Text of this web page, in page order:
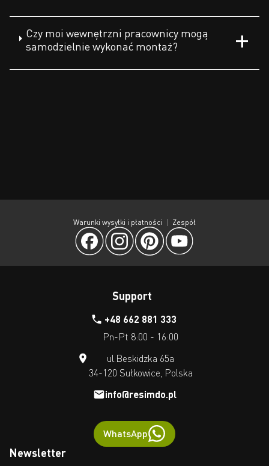
Czy moi wewnętrzni pracownicy mogą
samodzielnie wykonać montaż?
Warunki wysyłki i płatności Zespół
Support
+48 662 881 333
Pn-Pt 8:00 - 16:00
ul.Beskidzka 65a
34-120 Sułkowice, Polska
info@resimdo.pl
WhatsApp
Newsletter